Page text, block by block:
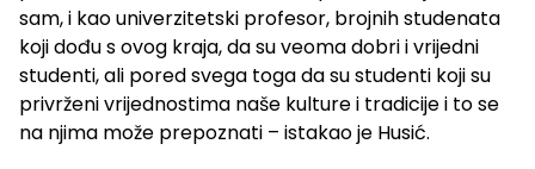
sam, i kao univerzitetski profesor, brojnih studenata
koji dođu s ovog kraja, da su veoma dobri i vrijedni
studenti, ali pored svega toga da su studenti koji su
privrženi vrijednostima naše kulture i tradicije i to se
na njima može prepoznati – istakao je Husić.